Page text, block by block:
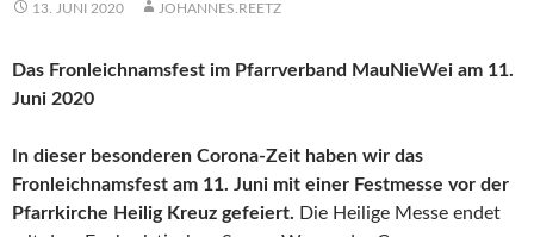
13. JUNI 2020 JOHANNES.REETZ
Das Fronleichnamsfest im Pfarrverband MauNieWei am 11.
Juni 2020
In dieser besonderen Corona-Zeit haben wir das
Fronleichnamsfest am 11. Juni mit einer Festmesse vor der
Pfarrkirche Heilig Kreuz gefeiert. Die Heilige Messe endet